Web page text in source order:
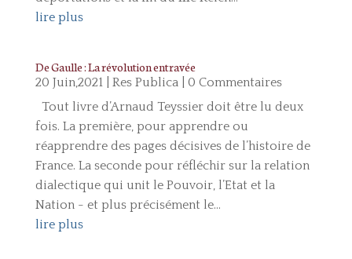
lire plus
De Gaulle : La révolution entravée
20 Juin,2021| Res Publica| 0 Commentaires
Tout livre d’Arnaud Teyssier doit être lu deux
fois. La première, pour apprendre ou
réapprendre des pages décisives de l’histoire de
France. La seconde pour réfléchir sur la relation
dialectique qui unit le Pouvoir, l’Etat et la
Nation - et plus précisément le...
lire plus